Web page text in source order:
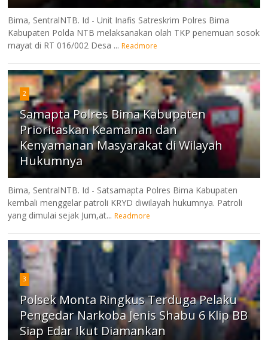
Bima, SentralNTB. Id - Unit Inafis Satreskrim Polres Bima
Kabupaten Polda NTB melaksanakan olah TKP penemuan sosok
mayat di RT 016/002 Desa ... Readmore
2
Samapta Polres Bima Kabupaten
Prioritaskan Keamanan dan
Kenyamanan Masyarakat di Wilayah
Hukumnya
Bima, SentralNTB. Id - Satsamapta Polres Bima Kabupaten
kembali menggelar patroli KRYD diwilayah hukumnya. Patroli
yang dimulai sejak Jum,at... Readmore
3
Polsek Monta Ringkus Terduga Pelaku
Pengedar Narkoba Jenis Shabu 6 Klip BB
Siap Edar Ikut Diamankan